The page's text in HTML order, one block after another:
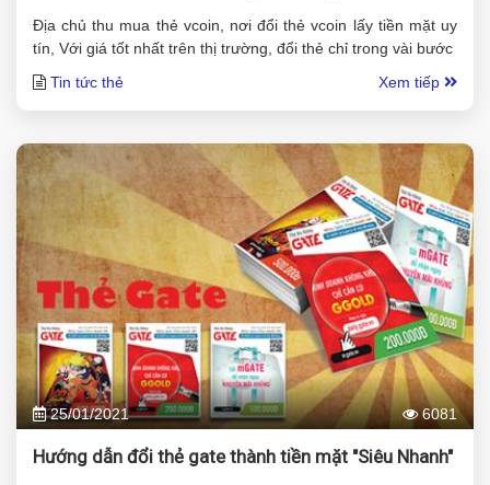
Địa chủ thu mua thẻ vcoin, nơi đổi thẻ vcoin lấy tiền mặt uy
tín, Với giá tốt nhất trên thị trường, đổi thẻ chỉ trong vài bước
Tin tức thẻ
Xem tiếp
25/01/2021 6081
Hướng dẫn đổi thẻ gate thành tiền mặt "Siêu Nhanh"